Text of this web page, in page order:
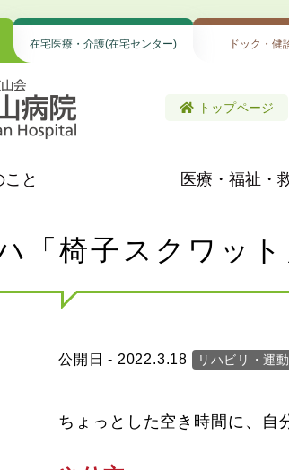
在宅医療・介護(在宅センター) ドック・健
トップページ
と 医療・福祉・
「椅子スクワット
公開日 - 2022.3.18 リハビリ・運動
ちょっとした空き時間に、自